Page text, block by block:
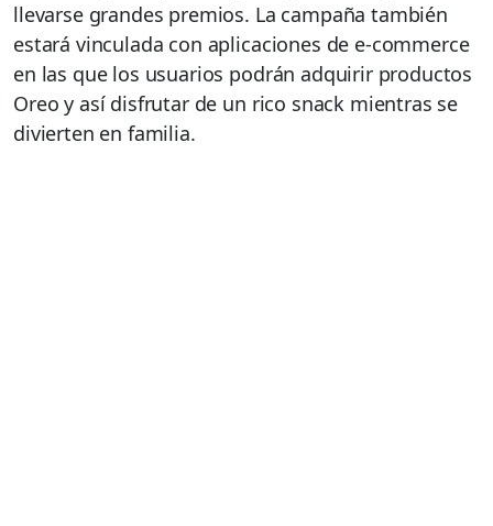
llevarse grandes premios. La campaña también
estará vinculada con aplicaciones de e-commerce
en las que los usuarios podrán adquirir productos
Oreo y así disfrutar de un rico snack mientras se
divierten en familia.